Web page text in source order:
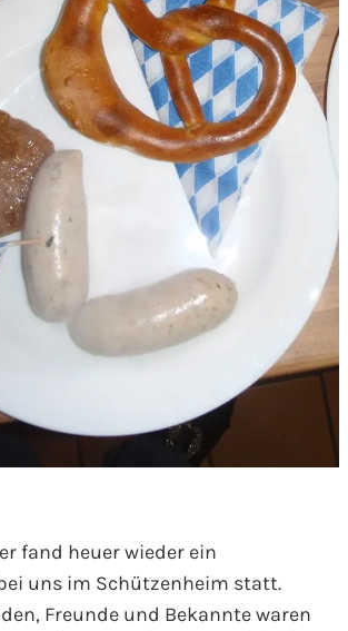
fand heuer wieder ein
uns im Schützenheim statt.
Freunde und Bekannte waren